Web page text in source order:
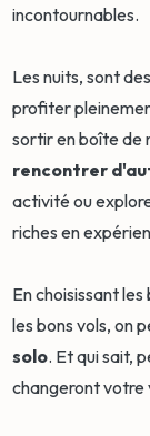
incontournables.
Les nuits, sont
profiter
sortir en boîte de
rencontrer
activité ou
riches en
En choisissant
les bons vols, on
solo. Et qui sait,
changeront votre